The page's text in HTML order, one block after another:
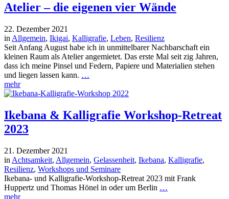
Atelier – die eigenen vier Wände
22. Dezember 2021
in Allgemein, Ikigai, Kalligrafie, Leben, Resilienz
Seit Anfang August habe ich in unmittelbarer Nachbarschaft ein
kleinen Raum als Atelier angemietet. Das erste Mal seit zig Jahren,
dass ich meine Pinsel und Federn, Papiere und Materialien stehen
und liegen lassen kann. …
mehr
Ikebana & Kalligrafie Workshop-Retreat
2023
21. Dezember 2021
in Achtsamkeit, Allgemein, Gelassenheit, Ikebana, Kalligrafie,
Resilienz, Workshops und Seminare
Ikebana- und Kalligrafie-Workshop-Retreat 2023 mit Frank
Huppertz und Thomas Hönel in oder um Berlin …
mehr